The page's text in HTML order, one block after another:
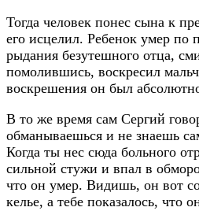
Тогда человек понес сына к
его исцелил. Ребенок умер по
рыдания безутешного отца,
помолившись, воскресил
воскрешения он был
В то же время сам Сергий
обманываешься и не знаешь
Когда ты нес сюда больного
сильной стужи и впал в
что он умер. Видишь, он вот
келье, а тебе показалось, что